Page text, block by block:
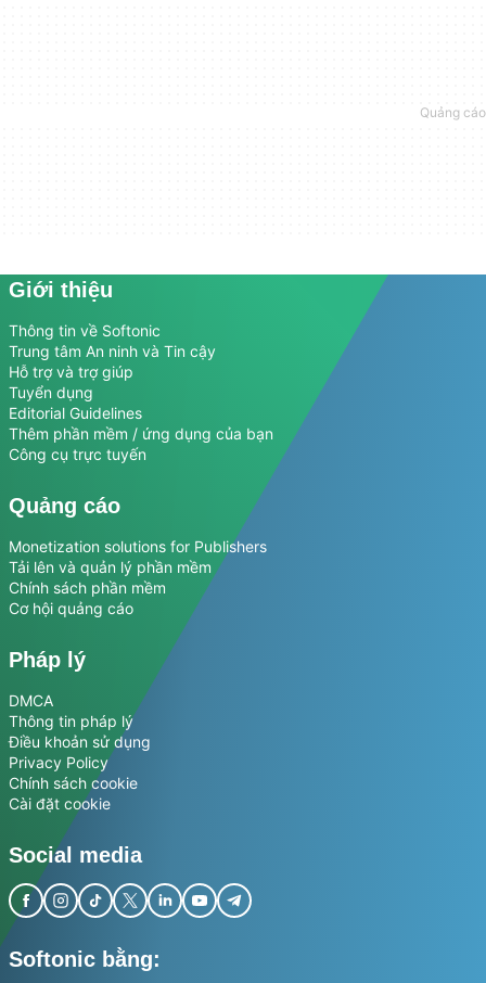
Giới thiệu
Thông tin về Softonic
Trung tâm An ninh và Tin cậy
Hỗ trợ và trợ giúp
Tuyển dụng
Editorial Guidelines
Thêm phần mềm / ứng dụng của bạn
Công cụ trực tuyến
Quảng cáo
Monetization solutions for Publishers
Tải lên và quản lý phần mềm
Chính sách phần mềm
Cơ hội quảng cáo
Pháp lý
DMCA
Thông tin pháp lý
Điều khoản sử dụng
Privacy Policy
Chính sách cookie
Cài đặt cookie
Social media
Softonic bằng: